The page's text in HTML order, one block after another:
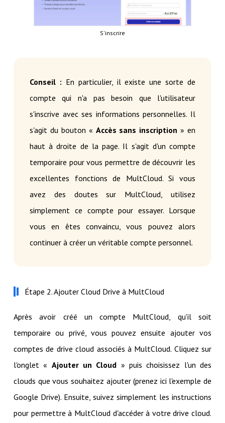
S'inscrire
Conseil : En particulier, il existe une sorte de
compte qui n'a pas besoin que l'utilisateur
s'inscrive avec ses informations personnelles. Il
s'agit du bouton « Accès sans inscription » en
haut à droite de la page. Il s'agit d'un compte
temporaire pour vous permettre de découvrir les
excellentes fonctions de MultCloud. Si vous
avez des doutes sur MultCloud, utilisez
simplement ce compte pour essayer. Lorsque
vous en êtes convaincu, vous pouvez alors
continuer à créer un véritable compte personnel.
Étape 2. Ajouter Cloud Drive à MultCloud
Après avoir créé un compte MultCloud, qu'il soit
temporaire ou privé, vous pouvez ensuite ajouter vos
comptes de drive cloud associés à MultCloud. Cliquez sur
l'onglet « Ajouter un Cloud » puis choisissez l'un des
clouds que vous souhaitez ajouter (prenez ici l'exemple de
Google Drive). Ensuite, suivez simplement les instructions
pour permettre à MultCloud d'accéder à votre drive cloud.